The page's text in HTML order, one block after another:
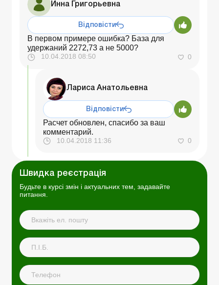
Инна Григорьевна
Відповісти
В первом примере ошибка? База для
удержаний 2272,73 а не 5000?
10.04.2018 08:50 0
Лариса Анатольевна
Відповісти
Расчет обновлен, спасибо за ваш
комментарий.
10.04.2018 11:36 0
Швидка реєстрація
Будьте в курсі змін і актуальних тем, задавайте
питання.